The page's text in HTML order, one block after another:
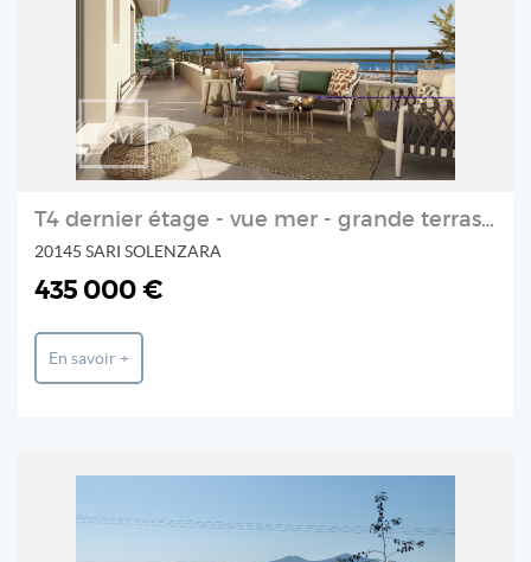
T4 dernier étage - vue mer - grande terrasse
20145 SARI SOLENZARA
435 000 €
En savoir +